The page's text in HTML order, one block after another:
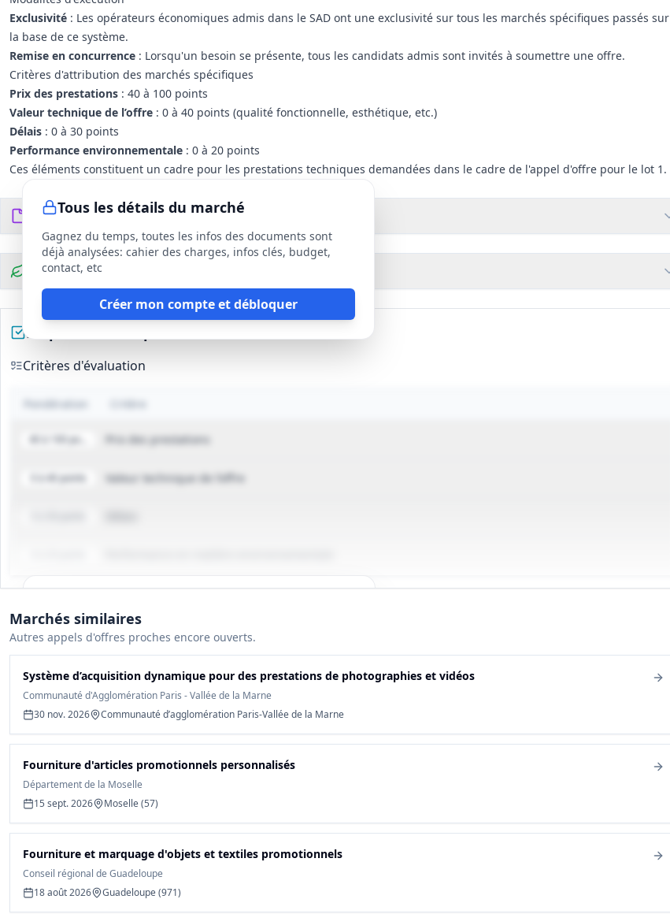
Exclusivité : Les opérateurs économiques admis dans le SAD ont une exclusivité sur tous les marchés spécifiques passés sur
la base de ce système.
Remise en concurrence : Lorsqu'un besoin se présente, tous les candidats admis sont invités à soumettre une offre.
Critères d'attribution des marchés spécifiques
Prix des prestations : 40 à 100 points
Valeur technique de l’offre : 0 à 40 points (qualité fonctionnelle, esthétique, etc.)
Délais : 0 à 30 points
Performance environnementale : 0 à 20 points
Ces éléments constituent un cadre pour les prestations techniques demandées dans le cadre de l'appel d'offre pour le lot 1.
Tous les détails du marché
Gagnez du temps, toutes les infos des documents sont
déjà analysées: cahier des charges, infos clés, budget,
contact, etc
Créer mon compte et débloquer
Documents du DCE 6fichiers
Clauses environnementales
Préparez votre réponse
Critères d'évaluation
Pondération Critère
40 à 100 points Prix des prestations
0 à 40 points Valeur technique de l’offre
Gagnez du temps, toutes les infos des documents sont
déjà analysées: cahier des charges, infos clés, budget,
Créer mon compte et débloquer
Marchés similaires
Autres appels d'offres proches encore ouverts.
Système d’acquisition dynamique pour des prestations de photographies et vidéos
Communauté d'Agglomération Paris - Vallée de la Marne
30 nov. 2026
Communauté d’agglomération Paris-Vallée de la Marne
Fourniture d'articles promotionnels personnalisés
Département de la Moselle
15 sept. 2026
Moselle (57)
Fourniture et marquage d'objets et textiles promotionnels
Conseil régional de Guadeloupe
18 août 2026
Guadeloupe (971)